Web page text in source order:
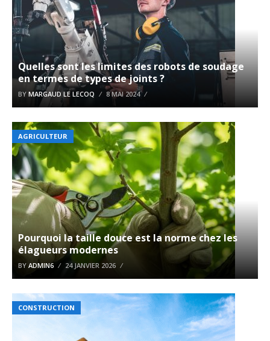
Quelles sont les limites des robots de soudage
en termes de types de joints ?
BY MARGAUD LE LECOQ 8 MAI 2024
AGRICULTEUR
Pourquoi la taille douce est la norme chez les
élagueurs modernes
BY ADMIN6 24 JANVIER 2026
CONSTRUCTION